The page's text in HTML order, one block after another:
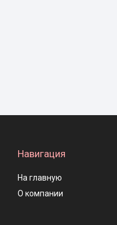
Навигация
На главную
О компании